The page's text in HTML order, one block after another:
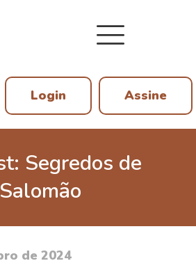
Login Assine
Segredos de
Salomão
de 2024